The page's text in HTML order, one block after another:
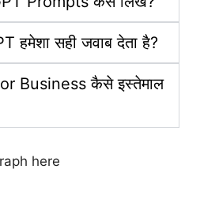
हमेशा सही जवाब देता है?
Business कैसे इस्तेमाल
here